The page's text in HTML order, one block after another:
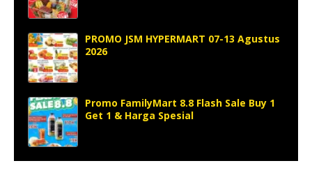
PROMO JSM HYPERMART 07-13 Agustus
2026
Promo FamilyMart 8.8 Flash Sale Buy 1
Get 1 & Harga Spesial